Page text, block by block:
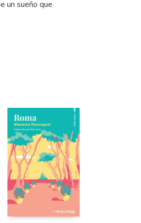
un sueño que